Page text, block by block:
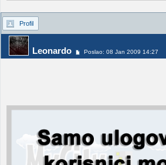
Profil
Leonardo Poslao: 08 Jan 2009 14:27